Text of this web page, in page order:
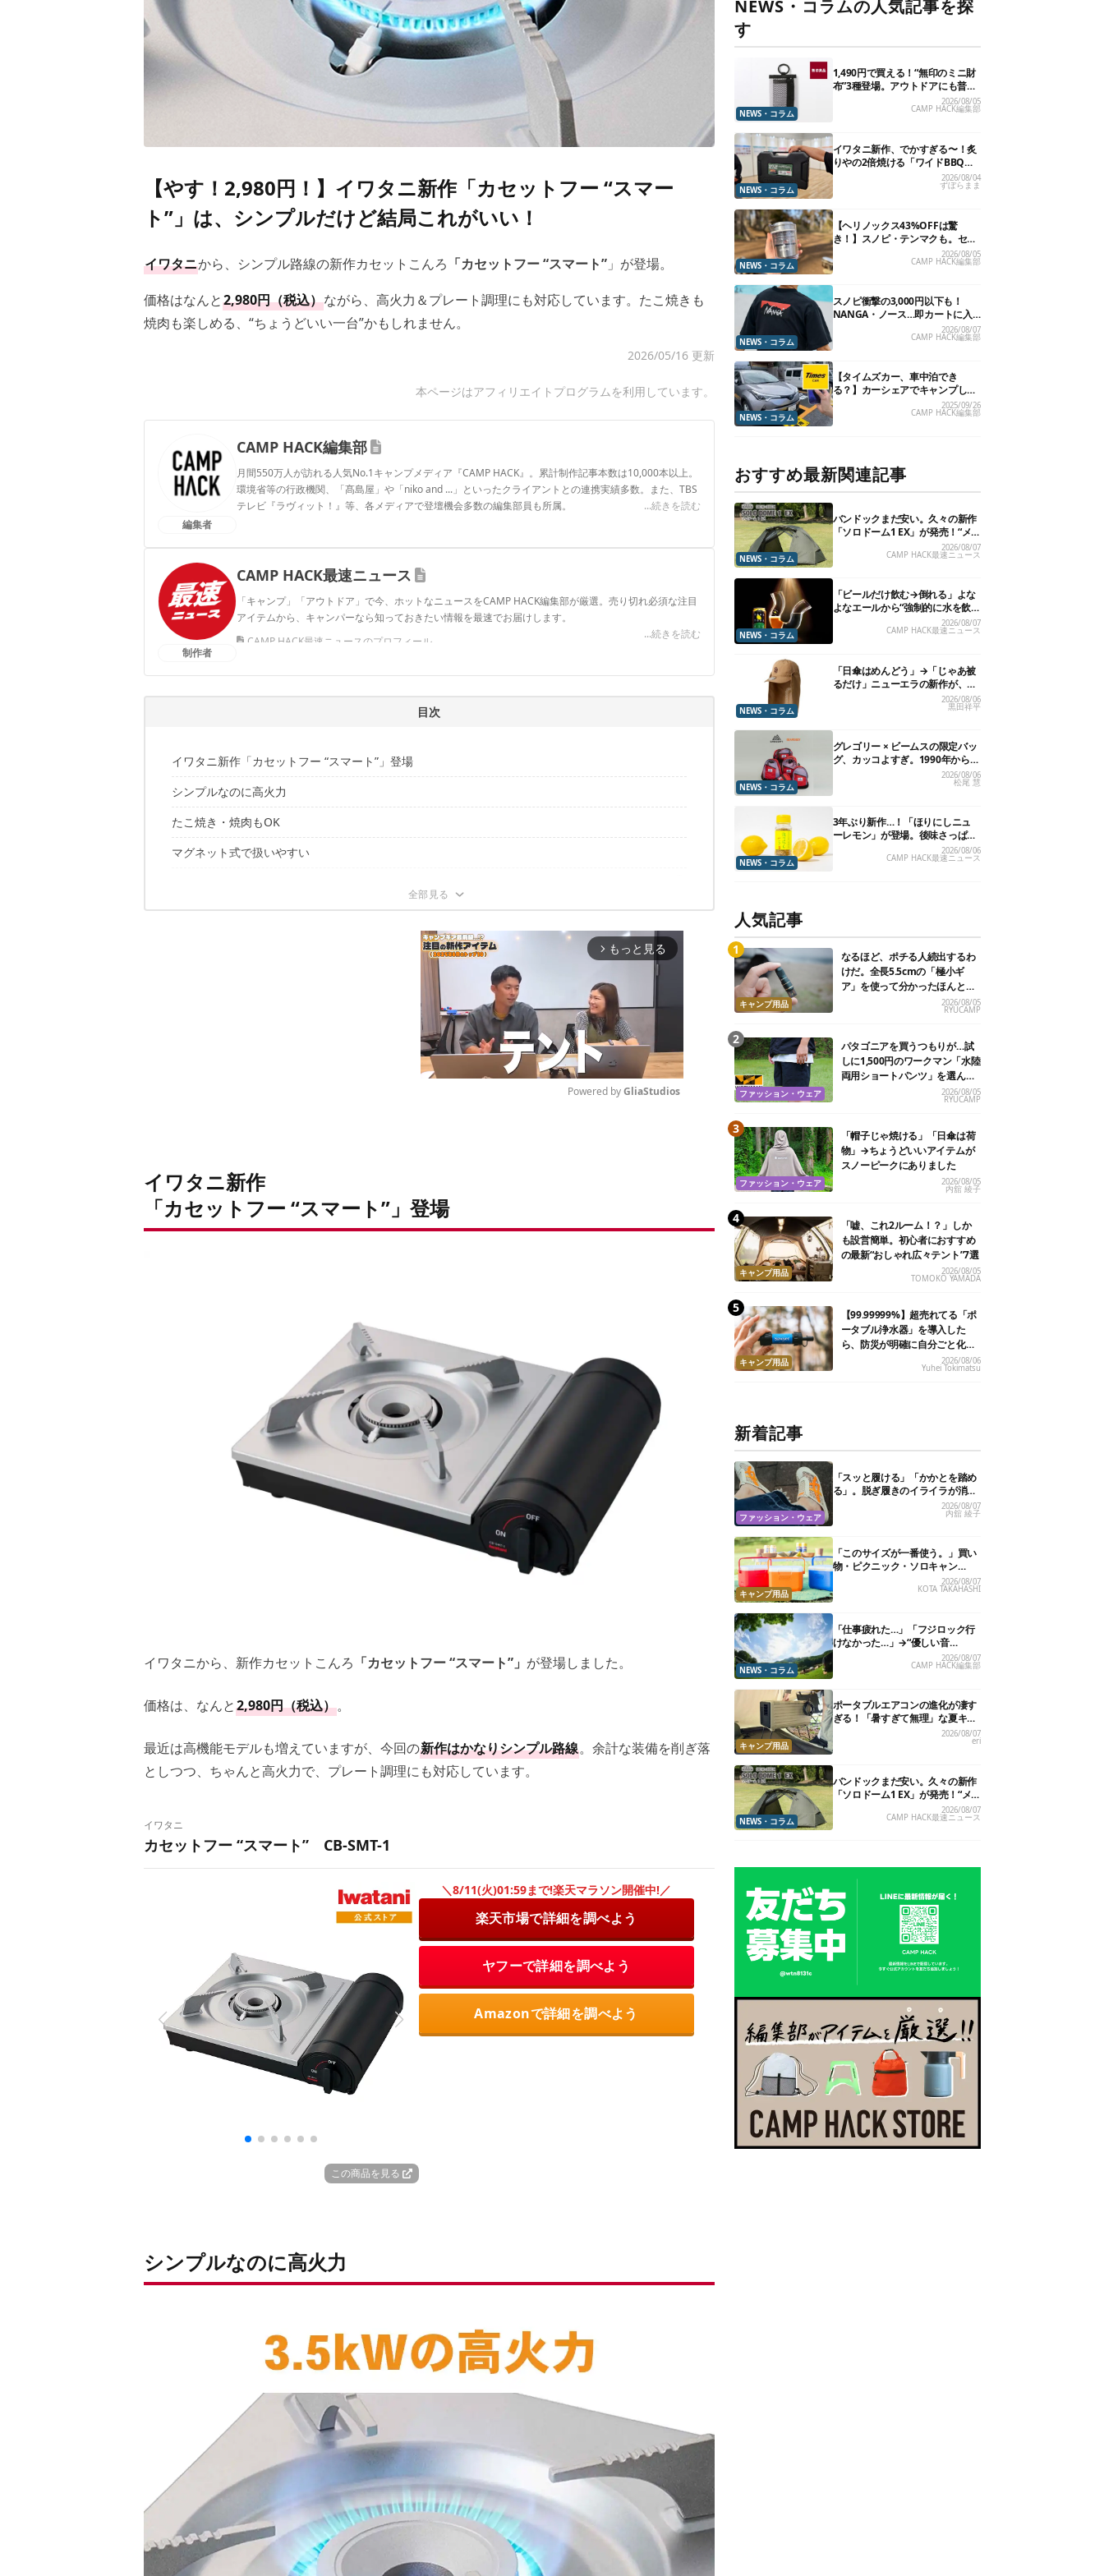
【やす！2,980円！】イワタニ新作「カセットフー “スマー
ト”」は、シンプルだけど結局これがいい！
イワタニから、シンプル路線の新作カセットこんろ 「カセットフー “スマート”」が登場。
価格はなんと2,980円（税込）ながら、高火力＆プレート調理にも対応しています。たこ焼きも
焼肉も楽しめる、“ちょうどいい一台”かもしれません。
2026/05/16 更新
本ページはアフィリエイトプログラムを利用しています。
編集者
CAMP HACK編集部
月間550万人が訪れる人気No.1キャンプメディア『CAMP HACK』。累計制作記事本数は10,000本以上。
環境省等の行政機関、「髙島屋」や「niko and ...」といったクライアントとの連携実績多数。また、TBS
テレビ『ラヴィット！』等、各メディアで登壇機会多数の編集部員も所属。
...続きを読む
制作者
CAMP HACK最速ニュース
「キャンプ」「アウトドア」で今、ホットなニュースをCAMP HACK編集部が厳選。売り切れ必須な注目
アイテムから、キャンパーなら知っておきたい情報を最速でお届けします。
...続きを読む
CAMP HACK最速ニュースのプロフィール
目次
イワタニ新作「カセットフー “スマート”」登場
シンプルなのに高火力
たこ焼き・焼肉もOK
マグネット式で扱いやすい
arrow_forward_ios もっと見る
Powered by GliaStudios
イワタニ新作
「カセットフー “スマート”」登場
イワタニから、新作カセットこんろ 「カセットフー “スマート”」 が登場しました。
価格は、なんと2,980円（税込）。
最近は高機能モデルも増えていますが、今回の新作はかなりシンプル路線。余計な装備を削ぎ落
としつつ、ちゃんと高火力で、プレート調理にも対応しています。
イワタニ
カセットフー “スマート” CB-SMT-1
この商品を見る
＼8/11(火)01:59まで!楽天マラソン開催中!／
楽天市場で詳細を調べよう
ヤフーで詳細を調べよう
Amazonで詳細を調べよう
シンプルなのに高火力
NEWS・コラムの人気記事を探
す
NEWS・コラム
1,490円で買える！“無印のミニ財
布”3種登場。アウトドアにも普段
2026/08/05
CAMP HACK編集部
NEWS・コラム
イワタニ新作、でかすぎる〜！炙
りやの2倍焼ける「ワイドBBQグ
リル」で“豪快焼肉”できるよ【再
販開始】
2026/08/04
ずぼらまま
NEWS・コラム
【ヘリノックス43%OFFは驚
き！】スノピ・テンマクも。セー
ル中の「見逃せないキャンプ道
具」12選
2026/08/05
CAMP HACK編集部
NEWS・コラム
スノピ衝撃の3,000円以下も！
NANGA・ノース…即カートに入
れたいアウトドアな「値下げ夏
2026/08/07
CAMP HACK編集部
NEWS・コラム
【タイムズカー、車中泊でき
る？】カーシェアでキャンプした
いので、直接聞いてみました2025/09/26
CAMP HACK編集部
おすすめ最新関連記事
NEWS・コラム
バンドックまだ安い。久々の新作
「ソロドーム1 EX」が発売！“メ
ッシュインナー”だけでも使える
よ【防災も◎】
2026/08/07
CAMP HACK最速ニュース
NEWS・コラム
「ビールだけ飲む→倒れる」よな
よなエールから“強制的に水を飲
2026/08/07
CAMP HACK最速ニュース
NEWS・コラム
「日傘はめんどう」→「じゃあ被
るだけ」ニューエラの新作が、真
2026/08/06
黒田祥平
NEWS・コラム
グレゴリー × ビームスの限定バッ
グ、カッコよすぎ。1990年から“3
年のみ使用”されていた、紫タグ
2026/08/06
松尾 慧
NEWS・コラム
3年ぶり新作…！「ほりにしニュ
ーレモン」が登場。後味さっぱり
の万能スパイス！【8月21日発
2026/08/06
CAMP HACK最速ニュース
人気記事
キャンプ用品
なるほど、ポチる人続出するわ
けだ。全長5.5cmの「極小ギ
ア」を使って分かったほんとの
2026/08/05
RYUCAMP
ファッション・ウェア
パタゴニアを買うつもりが…試
しに1,500円のワークマン「水陸
両用ショートパンツ」を選んだ
2026/08/05
RYUCAMP
ファッション・ウェア
「帽子じゃ焼ける」「日傘は荷
物」→ちょうどいいアイテムが
スノーピークにありました
2026/08/05
内舘 綾子
キャンプ用品
「嘘、これ2ルーム！？」しか
も設営簡単。初心者におすすめ
の最新“おしゃれ広々テント”7選
2026/08/05
TOMOKO YAMADA
キャンプ用品
【99.99999%】超売れてる「ポ
ータブル浄水器」を導入した
ら、防災が明確に自分ごと化し
2026/08/06
Yuhei Tokimatsu
新着記事
ファッション・ウェア
「スッと履ける」「かかとを踏め
る」。脱ぎ履きのイライラが消え
る快適“スニーカーサンダル”6選
2026/08/07
内舘 綾子
キャンプ用品
「このサイズが一番使う。」買い
物・ピクニック・ソロキャン
に“ちょうどいい”小型クーラーボ
ックス13選
2026/08/07
KOTA TAKAHASHI
NEWS・コラム
「仕事疲れた…」「フジロック行
けなかった…」→“優しい音
楽”と“大きな自然”で治癒。まだ間
に合います。
2026/08/07
CAMP HACK編集部
キャンプ用品
ポータブルエアコンの進化が凄す
ぎる！「暑すぎて無理」な夏キャ
ンプを激変させる最新5選2026/08/07
eri
NEWS・コラム
バンドックまだ安い。久々の新作
「ソロドーム1 EX」が発売！“メ
ッシュインナー”だけでも使える
よ【防災も◎】
2026/08/07
CAMP HACK最速ニュース